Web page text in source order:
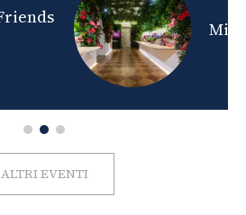
Milano Beauty Week 2026
ALTRI EVENTI